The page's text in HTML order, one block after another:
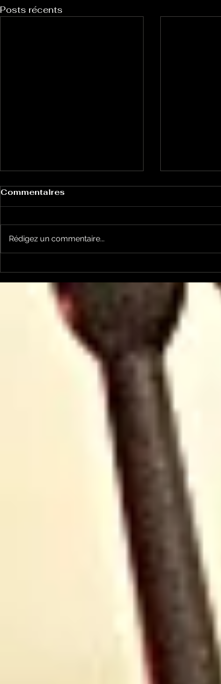
Posts récents
lundi 15 juin
Lundi 11
Commentaires
Rédigez un commentaire...